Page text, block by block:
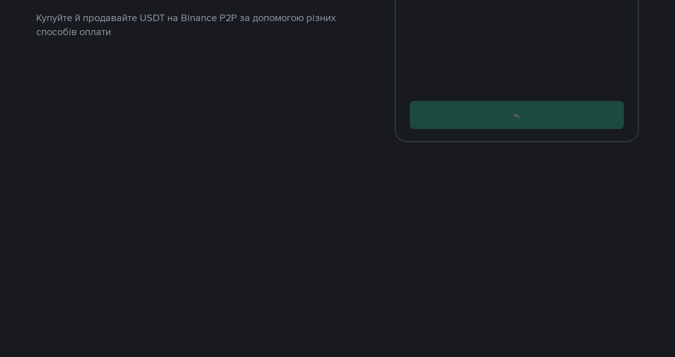
Купуйте й продавайте USDT на Binance P2P за допомогою різних
способів оплати